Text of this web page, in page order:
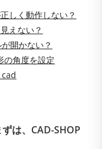
しく動作しない？
えない？
開かない？
の角度を設定
は、CAD-SHOP